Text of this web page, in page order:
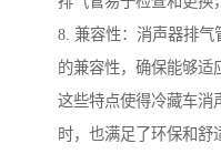
8. 兼容性：消声器排
的兼容性，确保能够适
这些特点使得冷藏车消
时，也满足了环保和舒